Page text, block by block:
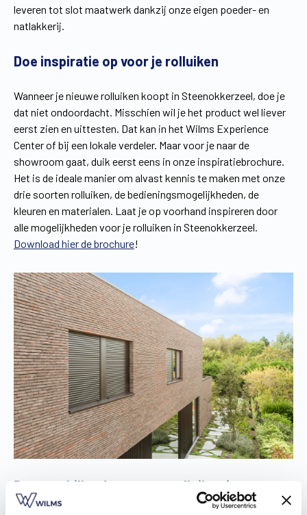
leveren tot slot maatwerk dankzij onze eigen poeder- en
natlakkerij.
Doe inspiratie op voor je rolluiken
Wanneer je nieuwe rolluiken koopt in Steenokkerzeel, doe je
dat niet ondoordacht. Misschien wil je het product wel liever
eerst zien en uittesten. Dat kan in het Wilms Experience
Center of bij een lokale verdeler. Maar voor je naar de
showroom gaat, duik eerst eens in onze inspiratiebrochure.
Het is de ideale manier om alvast kennis te maken met onze
drie soorten rolluiken, de bedieningsmogelijkheden, de
kleuren en materialen. Laat je op voorhand inspireren door
alle mogelijkheden voor je rolluiken in Steenokkerzeel.
Download hier de brochure!
De verschillende soorten rolluiken in
Steenokkerzeel